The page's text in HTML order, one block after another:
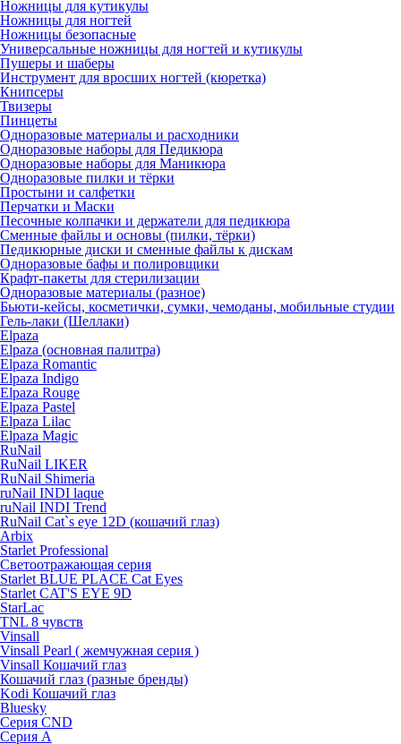
Ножницы для кутикулы
Ножницы для ногтей
Ножницы безопасные
Универсальные ножницы для ногтей и кутикулы
Пушеры и шаберы
Инструмент для вросших ногтей (кюретка)
Книпсеры
Твизеры
Пинцеты
Одноразовые материалы и расходники
Одноразовые наборы для Педикюра
Одноразовые наборы для Маникюра
Одноразовые пилки и тёрки
Простыни и салфетки
Перчатки и Маски
Песочные колпачки и держатели для педикюра
Cменные файлы и основы (пилки, тёрки)
Педикюрные диски и сменные файлы к дискам
Одноразовые бафы и полировщики
Крафт-пакеты для стерилизации
Одноразовые материалы (разное)
Бьюти-кейсы, косметички, сумки, чемоданы, мобильные студии
Гель-лаки (Шеллаки)
Elpaza
Elpaza (основная палитра)
Elpaza Romantic
Elpaza Indigo
Elpaza Rouge
Elpaza Pastel
Elpaza Lilac
Elpaza Magic
RuNail
RuNail LIKER
RuNail Shimeria
ruNail INDI laque
ruNail INDI Trend
RuNail Cat`s eye 12D (кошачий глаз)
Arbix
Starlet Professional
Светоотражающая серия
Starlet BLUE PLACE Cat Eyes
Starlet CAT'S EYE 9D
StarLac
TNL 8 чувств
Vinsall
Vinsall Pearl ( жемчужная серия )
Vinsall Кошачий глаз
Кошачий глаз (разные бренды)
Kodi Кошачий глаз
Bluesky
Серия CND
Серия А